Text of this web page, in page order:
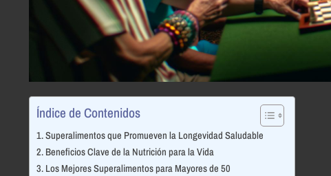
Índice de Contenidos
Superalimentos que Promueven la Longevidad Saludable
Beneficios Clave de la Nutrición para la Vida
Los Mejores Superalimentos para Mayores de 50